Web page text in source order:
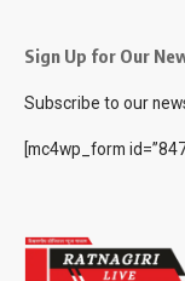
Sign Up for Our
Subscribe to our
[mc4wp_form